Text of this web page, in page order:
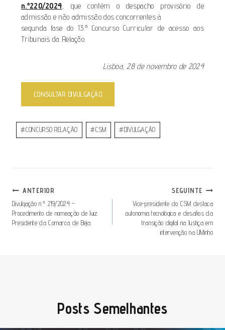
n.º220/2024, que contém o despacho provisório de
admissão e não admissão dos concorrentes à
segunda fase do 13.º Concurso Curricular de acesso aos
Tribunais da Relação.
Lisboa, 28 de novembro de 2024
CONSULTAR DIVULGAÇÃO
#CONCURSO RELAÇÃO #CSM #DIVULGAÇÃO
ANTERIOR
Divulgação n.º 219/2024 –
Procedimento de nomeação de Juiz
Presidente da Comarca de Beja
SEGUINTE
Vice-presidente do CSM destaca
autonomia tecnológica e desafios da
transição digital na Justiça em
intervenção na UMinho
Posts Semelhantes